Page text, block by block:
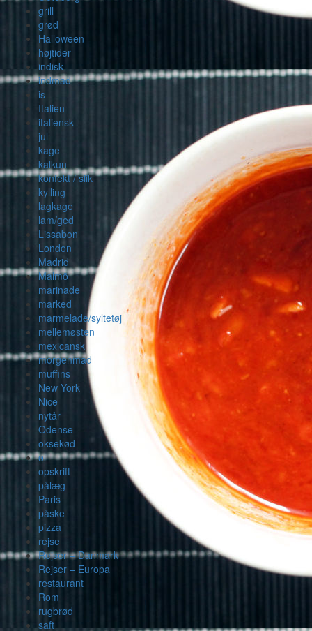
grill
grød
Halloween
højtider
indisk
indmad
is
Italien
italiensk
jul
kage
kalkun
konfekt / slik
kylling
lagkage
lam/ged
Lissabon
London
Madrid
Malmö
marinade
marked
marmelade/syltetøj
mellemøsten
mexicansk
morgenmad
muffins
New York
Nice
nytår
Odense
oksekød
øl
opskrift
pålæg
Paris
påske
pizza
rejse
Rejser – Danmark
Rejser – Europa
restaurant
Rom
rugbrød
saft